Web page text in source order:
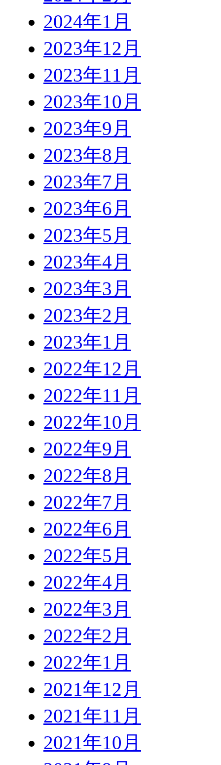
2024年1月
2023年12月
2023年11月
2023年10月
2023年9月
2023年8月
2023年7月
2023年6月
2023年5月
2023年4月
2023年3月
2023年2月
2023年1月
2022年12月
2022年11月
2022年10月
2022年9月
2022年8月
2022年7月
2022年6月
2022年5月
2022年4月
2022年3月
2022年2月
2022年1月
2021年12月
2021年11月
2021年10月